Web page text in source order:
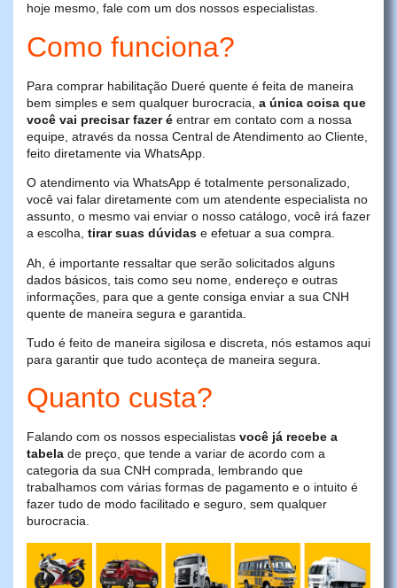
hoje mesmo, fale com um dos nossos especialistas.
Como funciona?
Para comprar habilitação Dueré quente é feita de maneira
bem simples e sem qualquer burocracia, a única coisa que
você vai precisar fazer é entrar em contato com a nossa
equipe, através da nossa Central de Atendimento ao Cliente,
feito diretamente via WhatsApp.
O atendimento via WhatsApp é totalmente personalizado,
você vai falar diretamente com um atendente especialista no
assunto, o mesmo vai enviar o nosso catálogo, você irá fazer
a escolha, tirar suas dúvidas e efetuar a sua compra.
Ah, é importante ressaltar que serão solicitados alguns
dados básicos, tais como seu nome, endereço e outras
informações, para que a gente consiga enviar a sua CNH
quente de maneira segura e garantida.
Tudo é feito de maneira sigilosa e discreta, nós estamos aqui
para garantir que tudo aconteça de maneira segura.
Quanto custa?
Falando com os nossos especialistas você já recebe a
tabela de preço, que tende a variar de acordo com a
categoria da sua CNH comprada, lembrando que
trabalhamos com várias formas de pagamento e o intuito é
fazer tudo de modo facilitado e seguro, sem qualquer
burocracia.